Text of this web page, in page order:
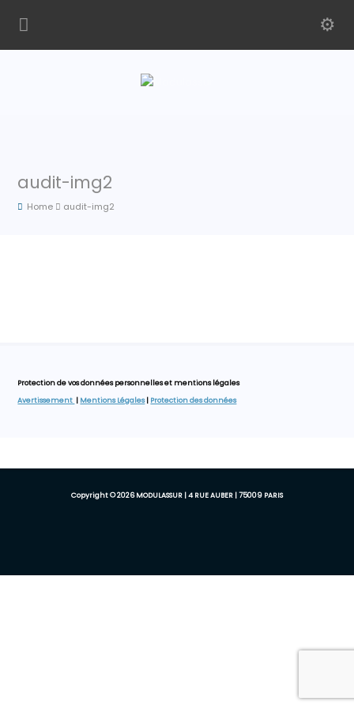
audit-img2
Home audit-img2
Protection de vos données personnelles et mentions légales
Avertissement | Mentions Légales| Protection des données
Copyright © 2026 MODULASSUR | 4 RUE AUBER | 75009 PARIS